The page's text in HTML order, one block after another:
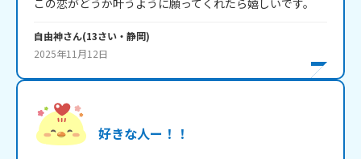
この恋がどうか叶うように願ってくれたら嬉しいです。
自由神さん(13さい・ 静岡)
2025年11月12日
好きな人ー！！